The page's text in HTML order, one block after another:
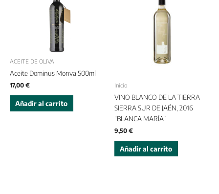
ACEITE DE OLIVA
Aceite Dominus Monva 500ml
17,00€
Añadir al carrito
Inicio
VINO BLANCO DE LA TIERRA
SIERRA SUR DE JAÉN, 2016
“BLANCA MARÍA”
9,50€
Añadir al carrito